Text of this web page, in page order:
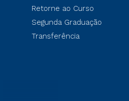
Retorne ao Curso
Segunda Graduação
Transferência